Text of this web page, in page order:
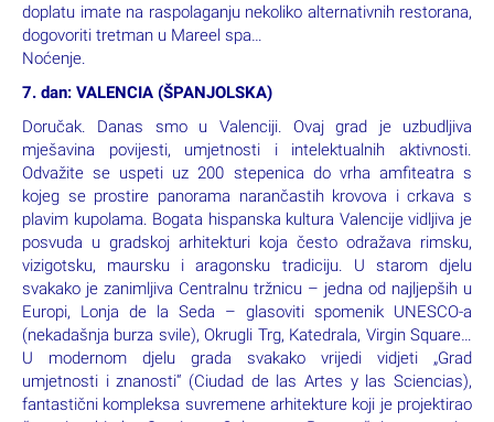
doplatu imate na raspolaganju nekoliko alternativnih restorana,
dogovoriti tretman u Mareel spa…
Noćenje.
7. dan: VALENCIA (ŠPANJOLSKA)
Doručak. Danas smo u Valenciji. Ovaj grad je uzbudljiva
mješavina povijesti, umjetnosti i intelektualnih aktivnosti.
Odvažite se uspeti uz 200 stepenica do vrha amfiteatra s
kojeg se prostire panorama narančastih krovova i crkava s
plavim kupolama. Bogata hispanska kultura Valencije vidljiva je
posvuda u gradskoj arhitekturi koja često odražava rimsku,
vizigotsku, maursku i aragonsku tradiciju. U starom djelu
svakako je zanimljiva Centralnu tržnicu – jedna od najljepših u
Europi, Lonja de la Seda – glasoviti spomenik UNESCO-a
(nekadašnja burza svile), Okrugli Trg, Katedrala, Virgin Square…
U modernom djelu grada svakako vrijedi vidjeti „Grad
umjetnosti i znanosti“ (Ciudad de las Artes y las Sciencias),
fantastični kompleksa suvremene arhitekture koji je projektirao